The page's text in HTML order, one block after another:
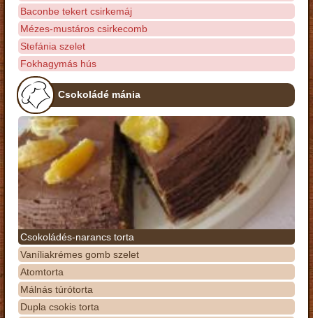
Baconbe tekert csirkemáj
Mézes-mustáros csirkecomb
Stefánia szelet
Fokhagymás hús
Csokoládé mánia
Csokoládés-narancs torta
Vaníliakrémes gomb szelet
Atomtorta
Málnás túrótorta
Dupla csokis torta